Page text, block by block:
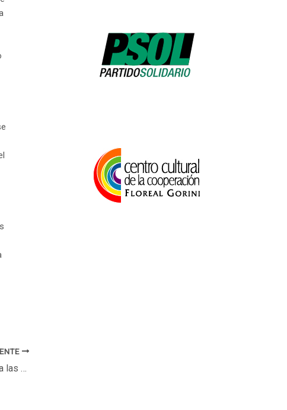
Juan Carlos Junio en La 990 – Volver a las fuentes, con Cynthia Ottaviano